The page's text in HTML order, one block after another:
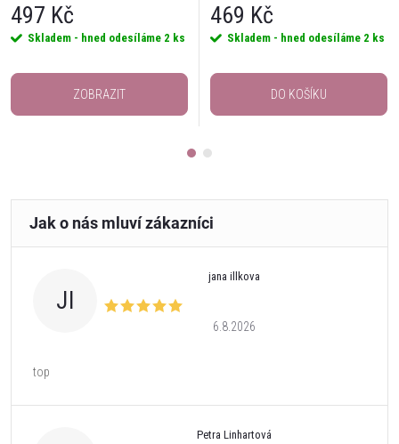
497 Kč
Skladem - hned odesíláme 2 ks
ZOBRAZIT
469 Kč
Skladem - hned odesíláme 2 ks
DO KOŠÍKU
JI
jana illkova
6.8.2026
top
Petra Linhartová